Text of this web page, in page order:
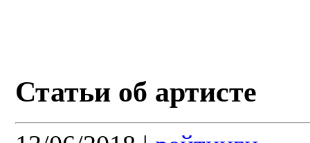
Статьи об артисте